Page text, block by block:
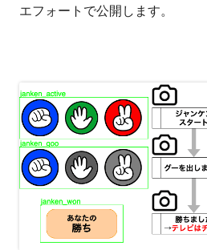
エフォートで公開します。